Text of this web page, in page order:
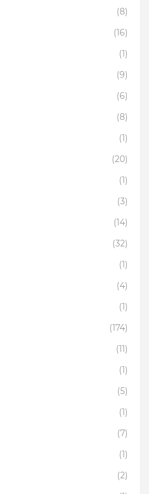
(8)
(16)
(1)
(9)
(6)
(8)
(1)
(20)
(1)
(3)
(14)
(32)
(1)
(4)
(1)
(174)
(11)
(1)
(5)
(1)
(7)
(1)
(2)